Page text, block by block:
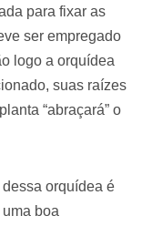
para fixar as
ser empregado
logo a orquídea
suas raízes
“abraçará” o
orquídea é
boa